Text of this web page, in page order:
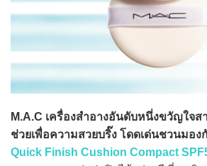
M.A.C เครื่องสำอางอันดับหนึ่งขวัญใจส
ช่วยเพื่อความสวยบริ๊ง โดดเด่นชวนมอง
Quick Finish Cushion Compact